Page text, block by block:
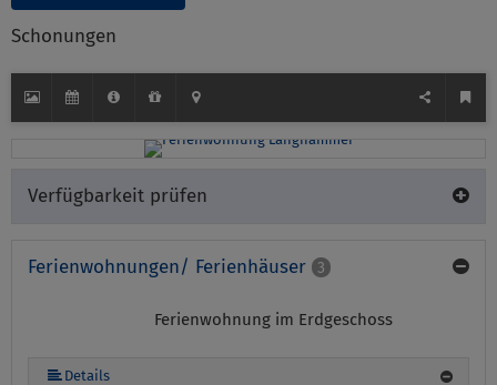
Schonungen
Verfügbarkeit prüfen
Ferienwohnungen/ Ferienhäuser 3
Ferienwohnung im Erdgeschoss
Details